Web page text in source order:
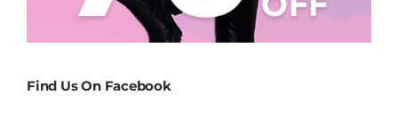
Find Us On Facebook